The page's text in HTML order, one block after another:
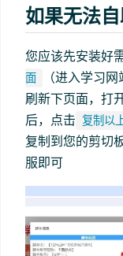
如果无法
您应该先安装好
面
（进入学习
刷新下页面，打
后，点击 复制以
复制到您的剪切
服即可